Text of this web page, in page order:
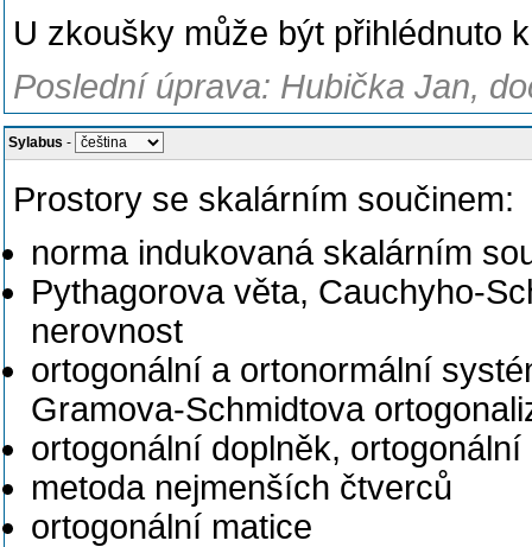
U zkoušky může být přihlédnuto
Poslední úprava: Hubička Jan,
Sylabus -
Prostory se skalárním součinem:
norma indukovaná skalárním
Pythagorova věta, Cauchyho-
nerovnost
ortogonální a ortonormální
Gramova-Schmidtova
ortogonální doplněk, ortogonální
metoda nejmenších čtverců
ortogonální matice